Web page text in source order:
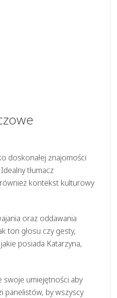
doskonałej znajomości
tłumacz
kontekst kulturowy
oraz oddawania
ton głosu czy gesty,
posiada Katarzyna,
umiejętności aby
panelistów, by wszyscy